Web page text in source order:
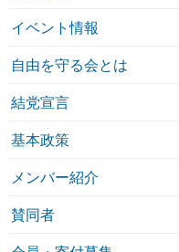
イベント情報
自由を守る会とは
結党宣言
基本政策
メンバー紹介
賛同者